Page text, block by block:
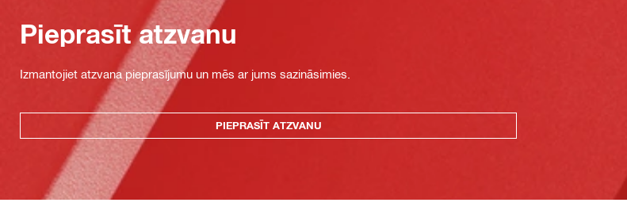
Pieprasīt atzvanu
Izmantojiet atzvana pieprasījumu un mēs ar jums sazināsimies.
PIEPRASĪT ATZVANU